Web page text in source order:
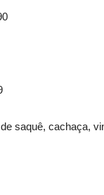
saquê, cachaça,